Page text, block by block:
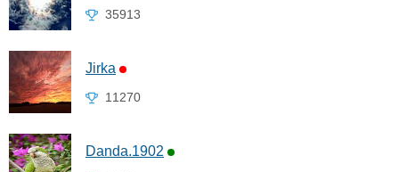
35913
Jirka
11270
Danda.1902